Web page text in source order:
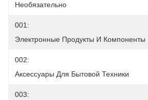
Необязательно
001:
Электронные Продукты И Компоненты
002:
Аксессуары Для Бытовой Техники
003: